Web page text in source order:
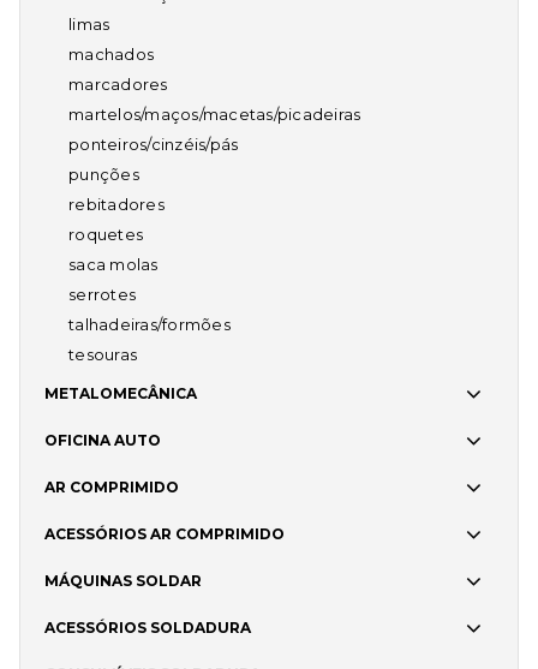
limas
machados
marcadores
martelos/maços/macetas/picadeiras
ponteiros/cinzéis/pás
punções
rebitadores
roquetes
saca molas
serrotes
talhadeiras/formões
tesouras
METALOMECÂNICA
OFICINA AUTO
AR COMPRIMIDO
ACESSÓRIOS AR COMPRIMIDO
MÁQUINAS SOLDAR
ACESSÓRIOS SOLDADURA